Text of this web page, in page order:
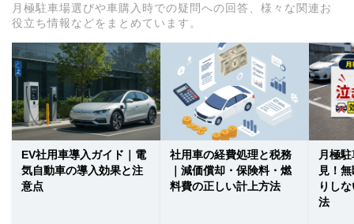
月極駐車場選びや車購入時での疑問への回答、様々な関連お
役立ち情報などをまとめています。
EV社用車導入ガイド｜電
気自動車の導入効果と注
意点
社用車の経費処理と税務
｜減価償却・保険料・燃
料費の正しい計上方法
月極
見！
りし
法